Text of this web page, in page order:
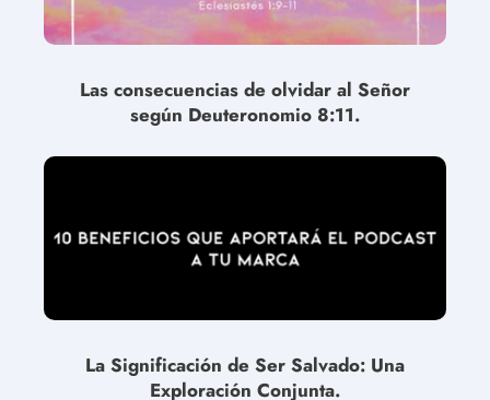
Las consecuencias de olvidar al Señor
según Deuteronomio 8:11.
La Significación de Ser Salvado: Una
Exploración Conjunta.